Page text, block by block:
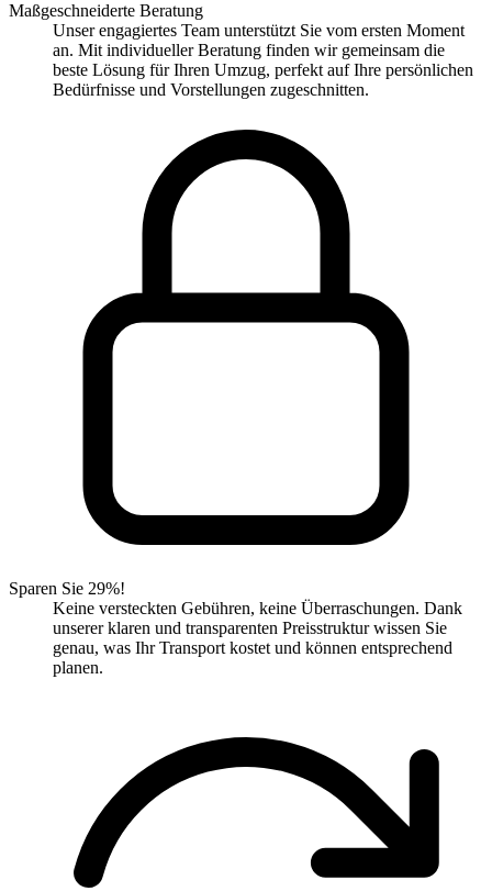
Maßgeschneiderte Beratung
Unser engagiertes Team unterstützt Sie vom ersten Moment
an. Mit individueller Beratung finden wir gemeinsam die
beste Lösung für Ihren Umzug, perfekt auf Ihre persönlichen
Bedürfnisse und Vorstellungen zugeschnitten.
Sparen Sie 29%!
Keine versteckten Gebühren, keine Überraschungen. Dank
unserer klaren und transparenten Preisstruktur wissen Sie
genau, was Ihr Transport kostet und können entsprechend
planen.